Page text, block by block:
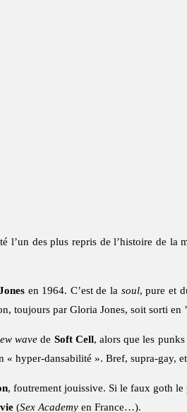
l’un des plus repris de l’histoire de
en 1964. C’est de la soul, pure et
toujours par Gloria Jones, soit sorti en
wave de Soft Cell, alors que les
« hyper-dansabilité ». Bref, supra-gay,
, foutrement jouissive. Si le faux goth le
(Sex Academy en France…).